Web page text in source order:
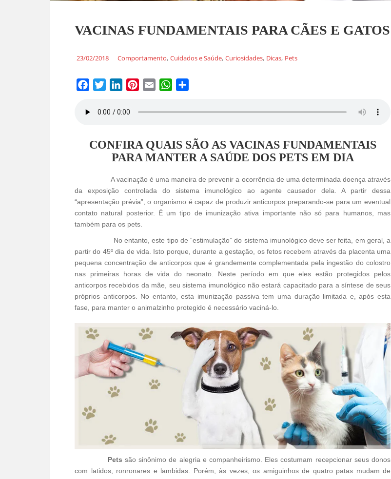
VACINAS FUNDAMENTAIS PARA CÃES E GATOS
23/02/2018 Comportamento, Cuidados e Saúde, Curiosidades, Dicas, Pets
w
t
i
e
d
i
e
r
m
l
h
s
A
h
e
CONFIRA QUAIS SÃO AS VACINAS FUNDAMENTAIS
PARA MANTER A SAÚDE DOS PETS EM DIA
A vacinação é uma maneira de prevenir a ocorrência de uma determinada doença através
da exposição controlada do sistema imunológico ao agente causador dela. A partir dessa
“apresentação prévia”, o organismo é capaz de produzir anticorpos preparando-se para um eventual
contato natural posterior. É um tipo de imunização ativa importante não só para humanos, mas
também para os pets.
No entanto, este tipo de “estimulação” do sistema imunológico deve ser feita, em geral, a
partir do 45º dia de vida. Isto porque, durante a gestação, os fetos recebem através da placenta uma
pequena concentração de anticorpos que é grandemente complementada pela ingestão do colostro
nas primeiras horas de vida do neonato. Neste período em que eles estão protegidos pelos
anticorpos recebidos da mãe, seu sistema imunológico não estará capacitado para a síntese de seus
próprios anticorpos. No entanto, esta imunização passiva tem uma duração limitada e, após esta
fase, para manter o animalzinho protegido é necessário vaciná-lo.
Pets são sinônimo de alegria e companheirismo. Eles costumam recepcionar seus donos
com latidos, ronronares e lambidas. Porém, às vezes, os amiguinhos de quatro patas mudam de